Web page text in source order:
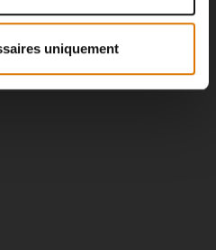
uniquement